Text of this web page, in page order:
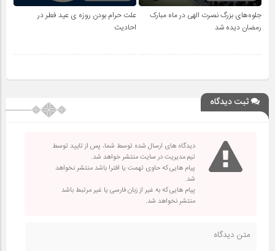
جلوه‌های بزرگ نصرت الهی در ماه مبارک
رمضان دیده شد
علت حرام بودن روزه ی عید فطر در
احادیث
ثبت دیدگاه
دیدگاه های ارسال شده توسط شما، پس از تایید توسط
تیم مدیریت در سایت منتشر خواهد شد.
پیام هایی که حاوی تهمت یا افترا باشد منتشر نخواهد
شد.
پیام هایی که به غیر از زبان فارسی یا غیر مرتبط باشد
منتشر نخواهد شد.